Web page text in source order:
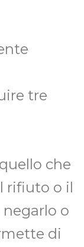
tre
che
rifiuto o il
negarlo o
di